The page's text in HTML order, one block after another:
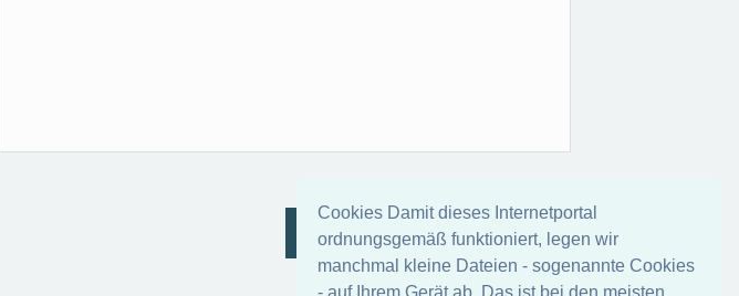
Cookies Damit dieses Internetportal
ordnungsgemäß funktioniert, legen wir
manchmal kleine Dateien - sogenannte Cookies
- auf Ihrem Gerät ab. Das ist bei den meisten
AGIA KYRIAKI STUDIO